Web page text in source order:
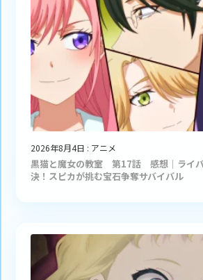
2026年8月4日 : アニメ
黒猫と魔女の教室 第17話 感想｜ライ
決！スピカが挑む宝石争奪サバイバル